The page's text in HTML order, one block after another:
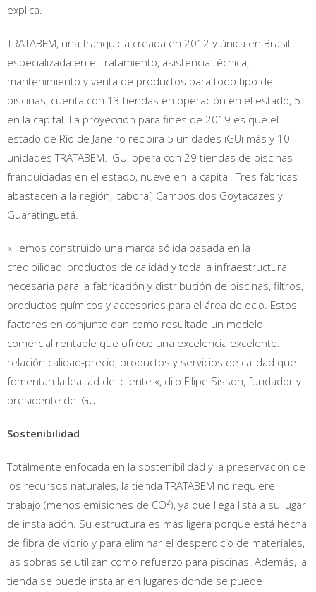
explica.
TRATABEM, una franquicia creada en 2012 y única en Brasil
especializada en el tratamiento, asistencia técnica,
mantenimiento y venta de productos para todo tipo de
piscinas, cuenta con 13 tiendas en operación en el estado, 5
en la capital. La proyección para fines de 2019 es que el
estado de Río de Janeiro recibirá 5 unidades iGUi más y 10
unidades TRATABEM. IGUi opera con 29 tiendas de piscinas
franquiciadas en el estado, nueve en la capital. Tres fábricas
abastecen a la región, Itaboraí, Campos dos Goytacazes y
Guaratinguetá.
«Hemos construido una marca sólida basada en la
credibilidad, productos de calidad y toda la infraestructura
necesaria para la fabricación y distribución de piscinas, filtros,
productos químicos y accesorios para el área de ocio. Estos
factores en conjunto dan como resultado un modelo
comercial rentable que ofrece una excelencia excelente.
relación calidad-precio, productos y servicios de calidad que
fomentan la lealtad del cliente «, dijo Filipe Sisson, fundador y
presidente de iGUi.
Sostenibilidad
Totalmente enfocada en la sostenibilidad y la preservación de
los recursos naturales, la tienda TRATABEM no requiere
trabajo (menos emisiones de CO²), ya que llega lista a su lugar
de instalación. Su estructura es más ligera porque está hecha
de fibra de vidrio y para eliminar el desperdicio de materiales,
las sobras se utilizan como refuerzo para piscinas. Además, la
tienda se puede instalar en lugares donde se puede